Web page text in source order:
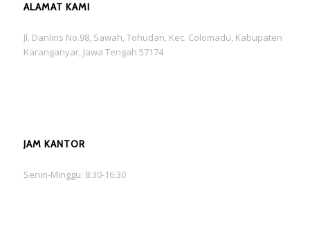
ALAMAT KAMI
Jl. Danliris No.98, Sawah, Tohudan, Kec. Colomadu, Kabupaten
Karanganyar, Jawa Tengah 57174
JAM KANTOR
Senin-Minggu: 8:30-16:30